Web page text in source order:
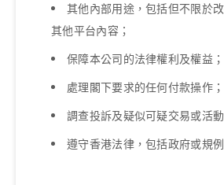
其他內部用途，包括但不限於
其他平台內容；
保障本公司的法律權利及權益；
處理閣下要求的任何付款操作；
調查投訴及疑似可疑交易或活
遵守香港法律，包括政府或規